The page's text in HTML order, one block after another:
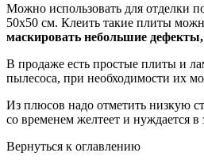
Можно использовать для отделки
50х50 см. Клеить такие плиты
маскировать небольшие
В продаже есть простые плиты и
пылесоса, при необходимости их
Из плюсов надо отметить низкую
со временем желтеет и нуждается в
Вернуться к оглавлению